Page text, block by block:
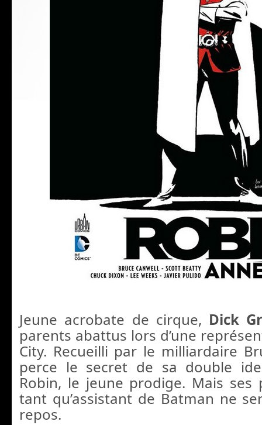
Jeune acrobate de cirque, Dick
parents abattus lors d’une
City. Recueilli par le milliardaire
perce le secret de sa double
Robin, le jeune prodige. Mais ses
tant qu’assistant de Batman ne
repos.